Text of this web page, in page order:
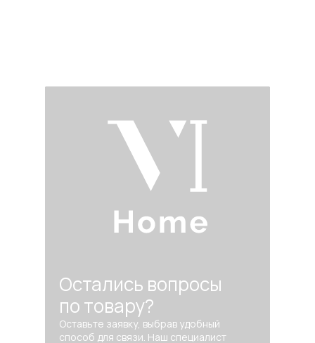
Остались вопросы
по товару?
Оставьте заявку, выбрав удобный
способ для связи. Наш специалист